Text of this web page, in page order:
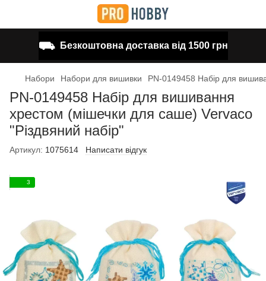
⛟ Безкоштовна доставка від 1500 грн
Набори Набори для вишивки PN-0149458 Набір для
PN-0149458 Набір для вишивання
хрестом (мішечки для саше) Vervaco
"Різдвяний набір"
Артикул: 1075614 Написати відгук
3